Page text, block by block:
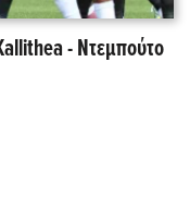
- Ντεμπούτο